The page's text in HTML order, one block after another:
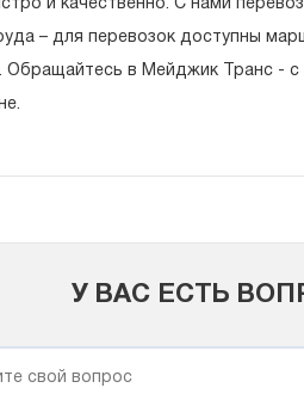
и качественно. С нами
– для перевозок доступны
в Мейджик Транс - с
У ВАС ЕСТЬ